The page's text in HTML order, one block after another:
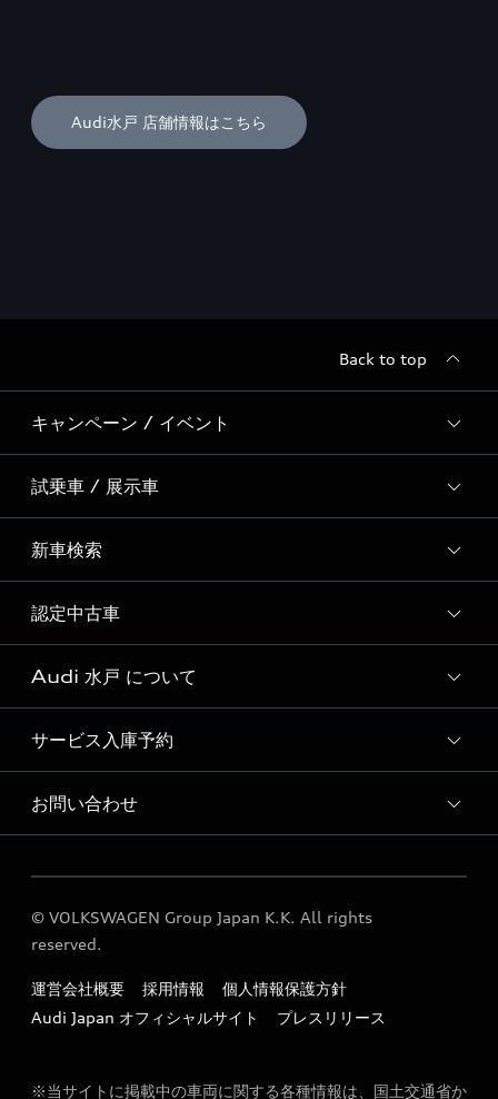
Audi水戸 店舗情報はこちら
Back to top
キャンペーン / イベント
全国統一イベント
ディーラー独自イベント
Special Contents
試乗車 / 展示車
試乗予約
試乗車・展示車一覧
新車検索
新車検索
認定中古車
Audi認定中古車検索
Audi 水戸 について
Audi 水戸ショールームのご紹介
Audi 水戸 店舗情報
Audi Approved Automobile 水戸 店舗情報
Audi 水戸 運営会社概要
Audi 水戸 営業日のご案内
定期点検 / 車検 料金表
サービス入庫予約
Audi 水戸 サービス入庫予約
お問い合わせ
各種お問い合わせ
© VOLKSWAGEN Group Japan K.K. All rights
reserved.
運営会社概要 採用情報
個人情報保護方針
Audi Japan オフィシャルサイト
プレスリリース
※当サイトに掲載中の車両に関する各種情報は、国土交通省か